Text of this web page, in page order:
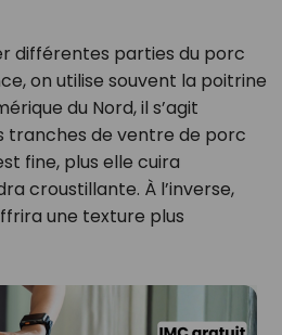
différentes parties du porc
on utilise souvent la poitrine
du Nord, il s’agit
tranches de ventre de porc
fine, plus elle cuira
croustillante. À l’inverse,
une texture plus